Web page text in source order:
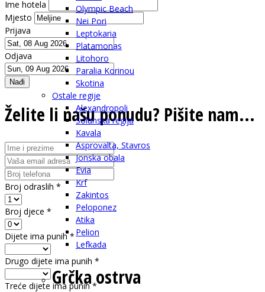
Olympic Beach
Nei Pori
Leptokaria
Platamonas
Litohoro
Paralia Korinou
Skotina
Ostale regije
Alexandropoli
Solunska regija
Kavala
Asprovalta, Stavros
Jonska obala
Evia
Krf
Zakintos
Peloponez
Atika
Pelion
Lefkada
Grčka ostrva
Ime hotela
Mjesto
Prijava
Odjava
Nađi
Želite li našu ponudu? Pišite nam...
Broj odraslih *
Broj djece *
Dijete ima punih*
Drugo dijete ima punih *
Treće dijete ima punih*